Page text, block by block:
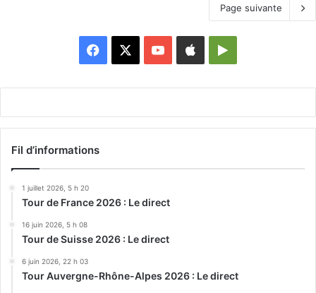
Page suivante
Facebook YouTubeAppleGoogle
Fil d’informations
1 juillet 2026, 5 h 20
Tour de France 2026 : Le direct
16 juin 2026, 5 h 08
Tour de Suisse 2026 : Le direct
6 juin 2026, 22 h 03
Tour Auvergne-Rhône-Alpes 2026 : Le direct